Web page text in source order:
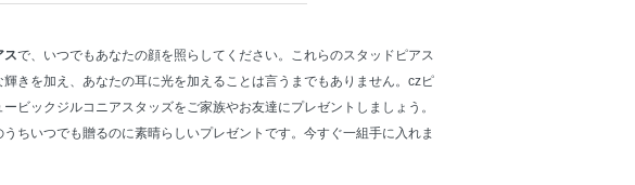
スで、いつでもあなたの顔を照らしてください。これらのスタッドピアス
きを加え、あなたの耳に光を加えることは言うまでもありません。czピ
ビックジルコニアスタッズをご家族やお友達にプレゼントしましょう。
ちいつでも贈るのに素晴らしいプレゼントです。今すぐ一組手に入れま